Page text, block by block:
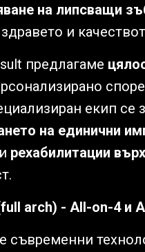
на липсващи
и
предлагаме
екип се
на единични
рехабилитации
arch) - All-on-4 и
съвременни